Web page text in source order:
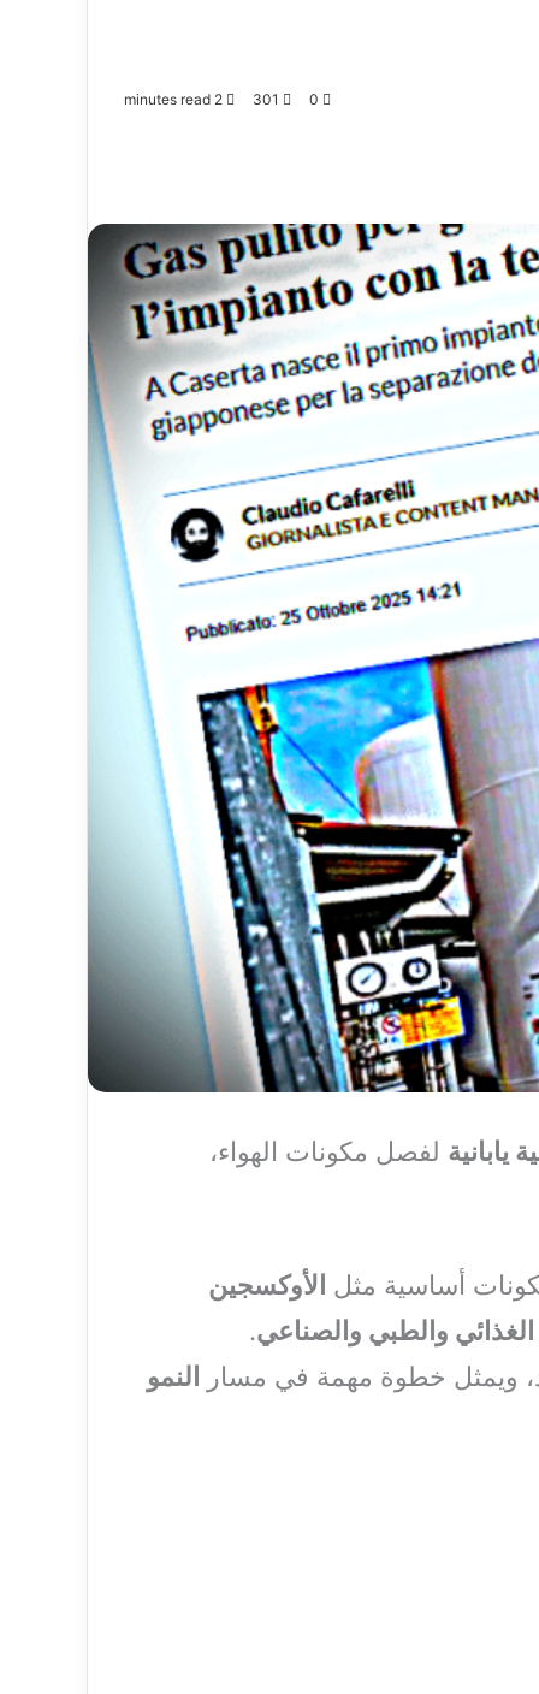
0
301
يابانية لفصل مكونات الهواء،
أساسية مثل الأوكسجين
الغذائي والطبي والصناعي.
ويمثل خطوة مهمة في مسار
النمو